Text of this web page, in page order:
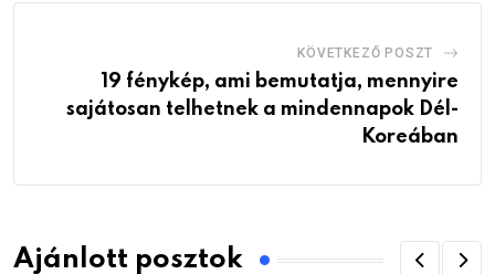
KÖVETKEZŐ POSZT
19 fénykép, ami bemutatja, mennyire
sajátosan telhetnek a mindennapok Dél-
Koreában
Ajánlott posztok